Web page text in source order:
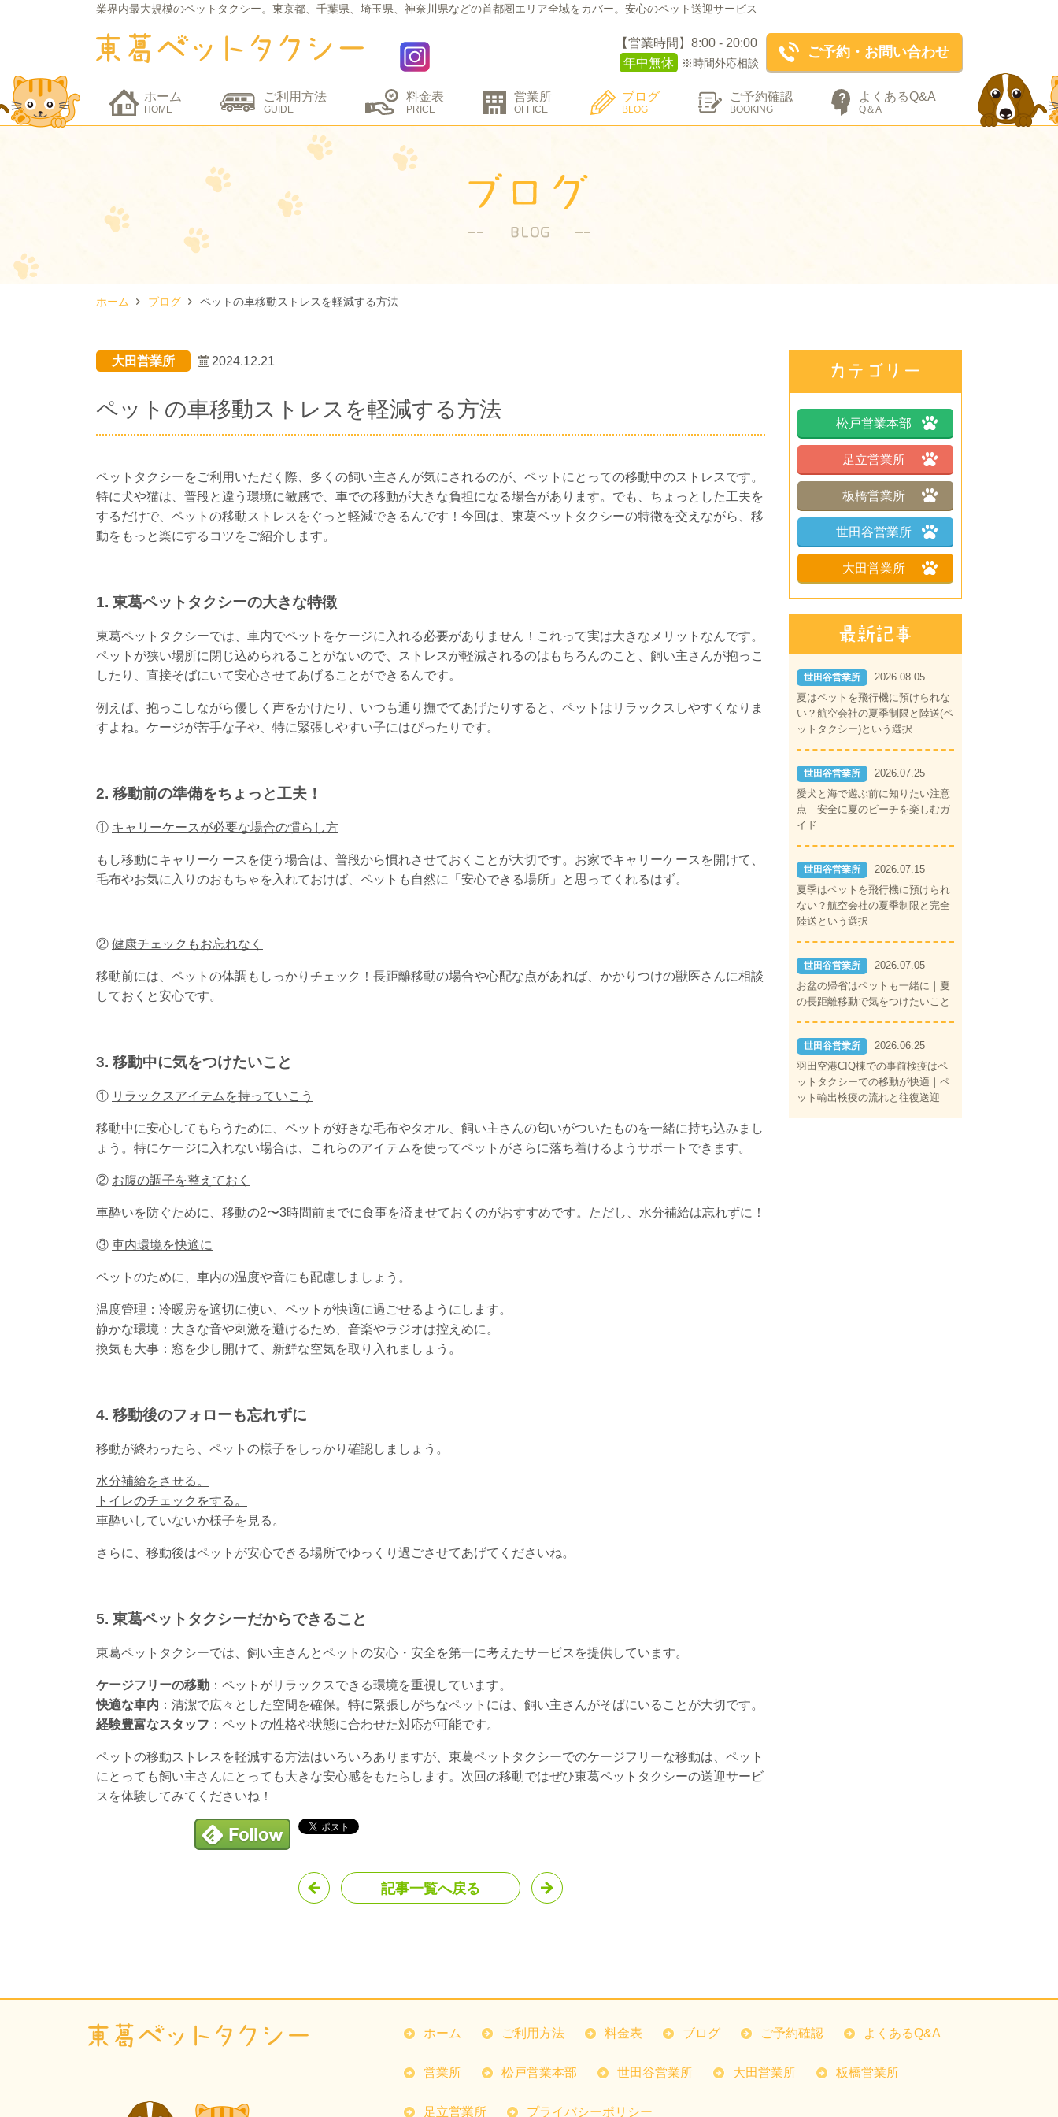
業界内最大規模のペットタクシー。 東京都、千葉県、埼玉県、神奈川県などの首都圏エリア全域をカバー。 安心のペット送迎サービス
【営業時間】8:00 - 20:00
年中無休
※時間外応相談
ご予約・お問い合わせ
ホーム
HOME
ご利用方法
GUIDE
料金表
PRICE
営業所
OFFICE
ブログ
BLOG
ご予約確認
BOOKING
よくあるQ&A
Q＆A
ホーム ブログ ペットの車移動ストレスを軽減する方法
大田営業所 2024.12.21
ペットの車移動ストレスを軽減する方法
ペットタクシーをご利用いただく際、多くの飼い主さんが気にされるのが、ペットにとっての移動中のストレスです。
特に犬や猫は、普段と違う環境に敏感で、車での移動が大きな負担になる場合があります。でも、ちょっとした工夫を
するだけで、ペットの移動ストレスをぐっと軽減できるんです！今回は、東葛ペットタクシーの特徴を交えながら、移
動をもっと楽にするコツをご紹介します。
1. 東葛ペットタクシーの大きな特徴
東葛ペットタクシーでは、車内でペットをケージに入れる必要がありません！これって実は大きなメリットなんです。
ペットが狭い場所に閉じ込められることがないので、ストレスが軽減されるのはもちろんのこと、飼い主さんが抱っこ
したり、直接そばにいて安心させてあげることができるんです。
例えば、抱っこしながら優しく声をかけたり、いつも通り撫でてあげたりすると、ペットはリラックスしやすくなりま
すよね。ケージが苦手な子や、特に緊張しやすい子にはぴったりです。
2. 移動前の準備をちょっと工夫！
① キャリーケースが必要な場合の慣らし方
もし移動にキャリーケースを使う場合は、普段から慣れさせておくことが大切です。お家でキャリーケースを開けて、
毛布やお気に入りのおもちゃを入れておけば、ペットも自然に「安心できる場所」と思ってくれるはず。
② 健康チェックもお忘れなく
移動前には、ペットの体調もしっかりチェック！長距離移動の場合や心配な点があれば、かかりつけの獣医さんに相談
しておくと安心です。
3. 移動中に気をつけたいこと
① リラックスアイテムを持っていこう
移動中に安心してもらうために、ペットが好きな毛布やタオル、飼い主さんの匂いがついたものを一緒に持ち込みまし
ょう。特にケージに入れない場合は、これらのアイテムを使ってペットがさらに落ち着けるようサポートできます。
② お腹の調子を整えておく
車酔いを防ぐために、移動の2〜3時間前までに食事を済ませておくのがおすすめです。ただし、水分補給は忘れずに！
③ 車内環境を快適に
ペットのために、車内の温度や音にも配慮しましょう。
温度管理：冷暖房を適切に使い、ペットが快適に過ごせるようにします。
静かな環境：大きな音や刺激を避けるため、音楽やラジオは控えめに。
換気も大事：窓を少し開けて、新鮮な空気を取り入れましょう。
4. 移動後のフォローも忘れずに
移動が終わったら、ペットの様子をしっかり確認しましょう。
水分補給をさせる。
トイレのチェックをする。
車酔いしていないか様子を見る。
さらに、移動後はペットが安心できる場所でゆっくり過ごさせてあげてくださいね。
5. 東葛ペットタクシーだからできること
東葛ペットタクシーでは、飼い主さんとペットの安心・安全を第一に考えたサービスを提供しています。
ケージフリーの移動 ：ペットがリラックスできる環境を重視しています。
快適な車内 ：清潔で広々とした空間を確保。特に緊張しがちなペットには、飼い主さんがそばにいることが大切です。
経験豊富なスタッフ ：ペットの性格や状態に合わせた対応が可能です。
ペットの移動ストレスを軽減する方法はいろいろありますが、東葛ペットタクシーでのケージフリーな移動は、ペット
にとっても飼い主さんにとっても大きな安心感をもたらします。次回の移動ではぜひ東葛ペットタクシーの送迎サービ
スを体験してみてくださいね！
記事一覧へ戻る
松戸営業本部
足立営業所
板橋営業所
世田谷営業所
大田営業所
世田谷営業所
2026.08.05
夏はペットを飛行機に預けられな
い？航空会社の夏季制限と陸送(ペ
ットタクシー)という選択
世田谷営業所
2026.07.25
愛犬と海で遊ぶ前に知りたい注意
点｜安全に夏のビーチを楽しむガ
イド
世田谷営業所
2026.07.15
夏季はペットを飛行機に預けられ
ない？航空会社の夏季制限と完全
陸送という選択
世田谷営業所
2026.07.05
お盆の帰省はペットも一緒に｜夏
の長距離移動で気をつけたいこと
世田谷営業所
2026.06.25
羽田空港CIQ棟での事前検疫はペ
ットタクシーでの移動が快適｜ペ
ット輸出検疫の流れと往復送迎
ホーム ご利用方法 料金表 ブログ ご予約確認 よくあるQ&A
営業所 松戸営業本部 世田谷営業所 大田営業所 板橋営業所
足立営業所 プライバシーポリシー